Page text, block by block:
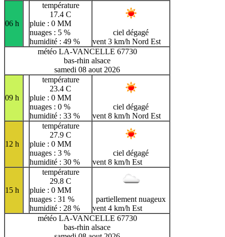
06 h
température
17.4 C
pluie : 0 MM
nuages : 5 %
humidité : 49 %
ciel dégagé
vent 3 km/h Nord Est
météo LA-VANCELLE 67730
bas-rhin alsace
samedi 08 aout 2026
09 h
température
23.4 C
pluie : 0 MM
nuages : 0 %
humidité : 33 %
ciel dégagé
vent 8 km/h Nord Est
12 h
température
27.9 C
pluie : 0 MM
nuages : 3 %
humidité : 30 %
ciel dégagé
vent 8 km/h Est
15 h
température
29.8 C
pluie : 0 MM
nuages : 31 %
humidité : 28 %
partiellement nuageux
vent 4 km/h Est
météo LA-VANCELLE 67730
bas-rhin alsace